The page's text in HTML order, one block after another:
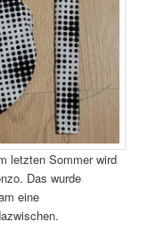
letzten Sommer wird
Das wurde
eine